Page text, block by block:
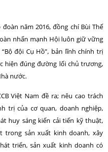
năm 2016, đồng chí Bùi Thế
nhấn mạnh Hội luôn giữ vững
đội Cụ Hồ”, bản lĩnh chính trị
hiện đúng đường lối chủ trương,
nước.
Việt Nam đề ra; nêu cao trách
trị của cơ quan, doanh nghiệp,
huy sáng kiến cải tiến kỹ thuật,
trong sản xuất kinh doanh, xây
triển, sản xuất kinh doanh có